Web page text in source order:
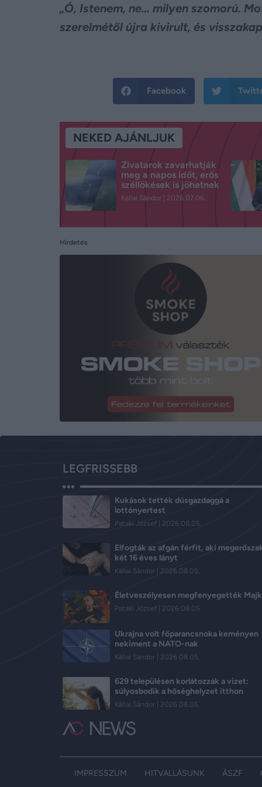
„Ó, Istenem, ne… milyen szomorú.
szerelmétől újra kivirult, és
Facebook
NEKED AJÁNLJUK
Zivatarok zavarhatják
meg a napos időt, erős
széllökések is jöhetnek
Kállai Sándor 2026.07.06.
Hirdetés
LEGFRISSEBB
Kukások tették dúsgazdaggá a
lottónyertest
Pataki József 2026.08.05.
Elfogták az afgán férfit, aki
két 16 éves lányt
Kállai Sándor 2026.08.05.
Életveszélyesen megfenyegették
Pataki József 2026.08.05.
Ukrajna volt főparancsnoka keményen
nekiment a NATO-nak
Kállai Sándor 2026.08.05.
629 településen korlátozzák a vizet:
súlyosbodik a hőséghelyzet itthon
Kállai Sándor 2026.08.05.
IMPRESSZUM HITVALLÁSUNK ÁSZF